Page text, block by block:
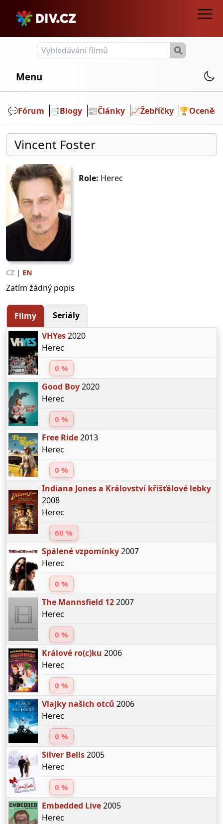
Menu
💬️Fórum 📑Blogy 📰Články 📈Žebříčky 🏆Ocenění
Vincent Foster
Role: Herec
CZ | EN
Zatím žádný popis
Filmy
Seriály
VHYes2020
Herec
0 %
Good Boy2020
Herec
0 %
Free Ride2013
Herec
0 %
Indiana Jones a Království křišťálové lebky
2008
Herec
60 %
Spálené vzpomínky2007
Herec
0 %
The Mannsfield 122007
Herec
0 %
Králové ro(c)ku 2006
Herec
0 %
Vlajky našich otců 2006
Herec
0 %
Silver Bells2005
Herec
0 %
Embedded Live2005
Herec